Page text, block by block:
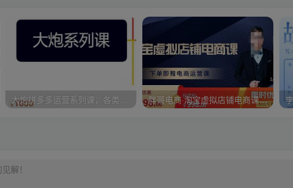
大炮拼多多运营系列课，各类​玩法合集，拼多多运营玩法实操 胖哥电商·淘宝虚拟店铺电商课，解决小白做电商的困惑，新人一台手机也能做电商